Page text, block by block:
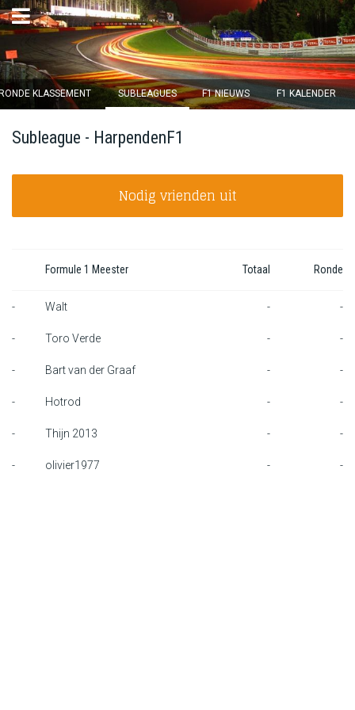
×
14d : 40
Inloggen
Klassement
Ronde klassement
KLASSEMENT SUBLEAGUES F1 NIEUWS F1 KALENDER
Subleague - HarpendenF1
Nodig vrienden uit
Formule 1 Meester Totaal Ronde
- Walt - -
- Toro Verde - -
- Bart van der Graaf - -
- Hotrod - -
- Thijn 2013 - -
- olivier1977 - -